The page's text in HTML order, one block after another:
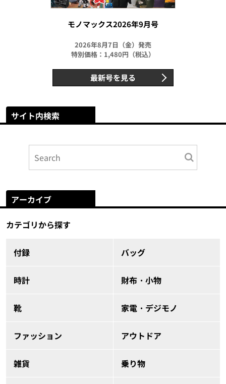
モノマックス2026年9月号
2026年8月7日（金）発売
特別価格：1,480円（税込）
最新号を見る
サイト内検索
アーカイブ
カテゴリから探す
付録 バッグ
時計 財布・小物
靴 家電・デジモノ
ファッション アウトドア
雑貨 乗り物